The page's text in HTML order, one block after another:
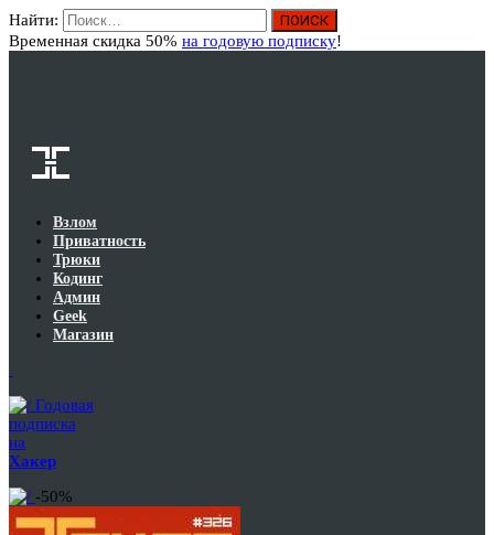
Найти:
Временная скидка 50% на годовую подписку!
Взлом
Приватность
Трюки
Кодинг
Админ
Geek
Магазин
Годовая
подписка
на
Хакер
-50%